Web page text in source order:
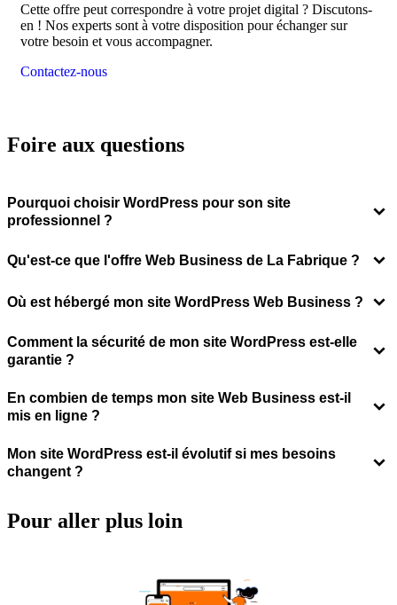
Cette offre peut correspondre à votre projet digital ? Discutons-
en ! Nos experts sont à votre disposition pour échanger sur
votre besoin et vous accompagner.
Contactez-nous
Foire aux questions
Pourquoi choisir WordPress pour son site
professionnel ?
Qu'est-ce que l'offre Web Business de La Fabrique ?
Où est hébergé mon site WordPress Web Business ?
Comment la sécurité de mon site WordPress est-elle
garantie ?
En combien de temps mon site Web Business est-il
mis en ligne ?
Mon site WordPress est-il évolutif si mes besoins
changent ?
Pour aller plus loin